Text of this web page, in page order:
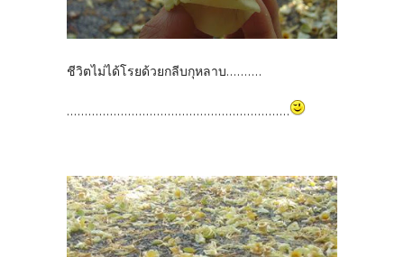
ชีวิตไม่ได้โรยด้วยกลีบกุหลาบ..........
..............................................................